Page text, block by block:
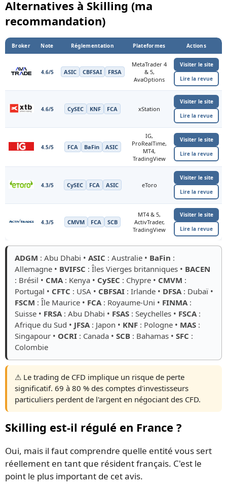
Alternatives à Skilling (ma
recommandation)
Broker Note Réglementation Plateformes Actions
4.6/5 ASIC CBFSAI FRSA
MetaTrader 4
& 5,
AvaOptions
Visiter le site
Lire la revue
4.6/5 CySEC KNF FCA xStation
Visiter le site
Lire la revue
4.5/5 FCA BaFin ASIC
IG,
ProRealTime,
MT4,
TradingView
Visiter le site
Lire la revue
4.3/5 CySEC FCA ASIC eToro
Visiter le site
Lire la revue
4.3/5 CMVM FCA SCB
MT4 & 5,
ActivTrader,
TradingView
Visiter le site
Lire la revue
ADGM : Abu Dhabi • ASIC : Australie • BaFin :
Allemagne • BVIFSC : Îles Vierges britanniques • BACEN
: Brésil • CMA: Kenya • CySEC : Chypre • CMVM :
Portugal • CFTC : USA • CBFSAI : Irlande • DFSA: Dubaï •
FSCM : Île Maurice • FCA: Royaume-Uni • FINMA:
Suisse • FRSA: Abu Dhabi • FSAS : Seychelles • FSCA:
Afrique du Sud • JFSA: Japon • KNF : Pologne • MAS :
Singapour • OCRI : Canada • SCB : Bahamas • SFC :
Colombie
⚠️ Le trading de CFD implique un risque de perte
significatif. 69 à 80 % des comptes d'investisseurs
particuliers perdent de l'argent en négociant des CFD.
Skilling est-il régulé en France ?
Oui, mais il faut comprendre quelle entité vous sert
réellement en tant que résident français. C'est le
point le plus important de cet avis.